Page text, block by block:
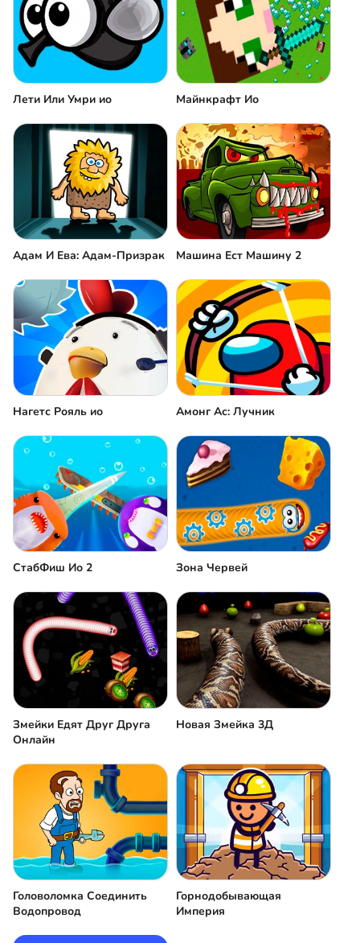
Лети Или Умри иo Майнкрафт Ио
Адам И Ева: Адам-Призрак Машина Ест Машину 2
Нагетс Рояль ио Амонг Ас: Лучник
СтабФиш Ио 2 Зона Червей
Змейки Едят Друг Друга
Онлайн
Новая Змейка 3Д
Головоломка Соединить
Водопровод
Горнодобывающая
Империя